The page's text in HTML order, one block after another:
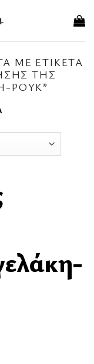
ΜΕ ΕΤΙΚΈΤΑ
ΤΗΣ
ΡΟΥΚ”